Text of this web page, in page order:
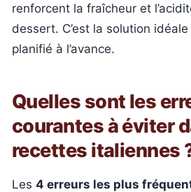
renforcent la fraîcheur et
dessert. C’est la solution
planifié à l’avance.
Quelles sont les
courantes à éviter
recettes italiennes
Les 4 erreurs les plus